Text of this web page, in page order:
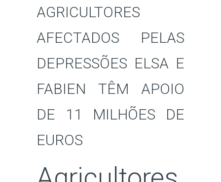
AGRICULTORES
AFECTADOS PELAS
DEPRESSÕES ELSA E
FABIEN TÊM APOIO
DE 11 MILHÕES DE
EUROS